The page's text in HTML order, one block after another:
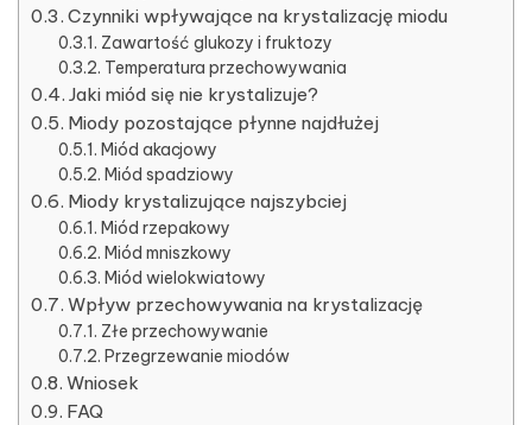
Czynniki wpływające na krystalizację miodu
Zawartość glukozy i fruktozy
Temperatura przechowywania
Jaki miód się nie krystalizuje?
Miody pozostające płynne najdłużej
Miód akacjowy
Miód spadziowy
Miody krystalizujące najszybciej
Miód rzepakowy
Miód mniszkowy
Miód wielokwiatowy
Wpływ przechowywania na krystalizację
Złe przechowywanie
Przegrzewanie miodów
Wniosek
FAQ